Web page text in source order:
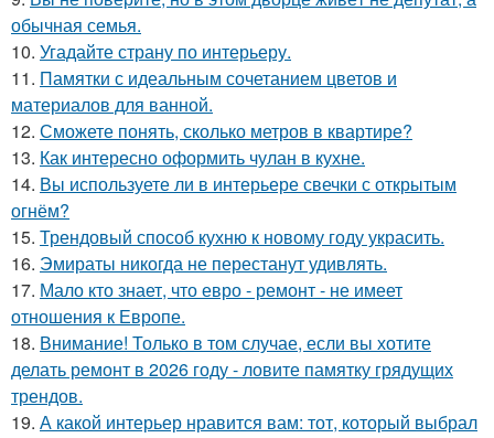
обычная семья.
10. Угадайте страну по интерьеру.
11. Памятки с идеальным сочетанием цветов и
материалов для ванной.
12. Сможете понять, сколько метров в квартире?
13. Как интересно оформить чулан в кухне.
14. Вы используете ли в интерьере свечки с открытым
огнём?
15. Трендовый способ кухню к новому году украсить.
16. Эмираты никогда не перестанут удивлять.
17. Мало кто знает, что евро - ремонт - не имеет
отношения к Европе.
18. Внимание! Только в том случае, если вы хотите
делать ремонт в 2026 году - ловите памятку грядущих
трендов.
19. А какой интерьер нравится вам: тот, который выбрал